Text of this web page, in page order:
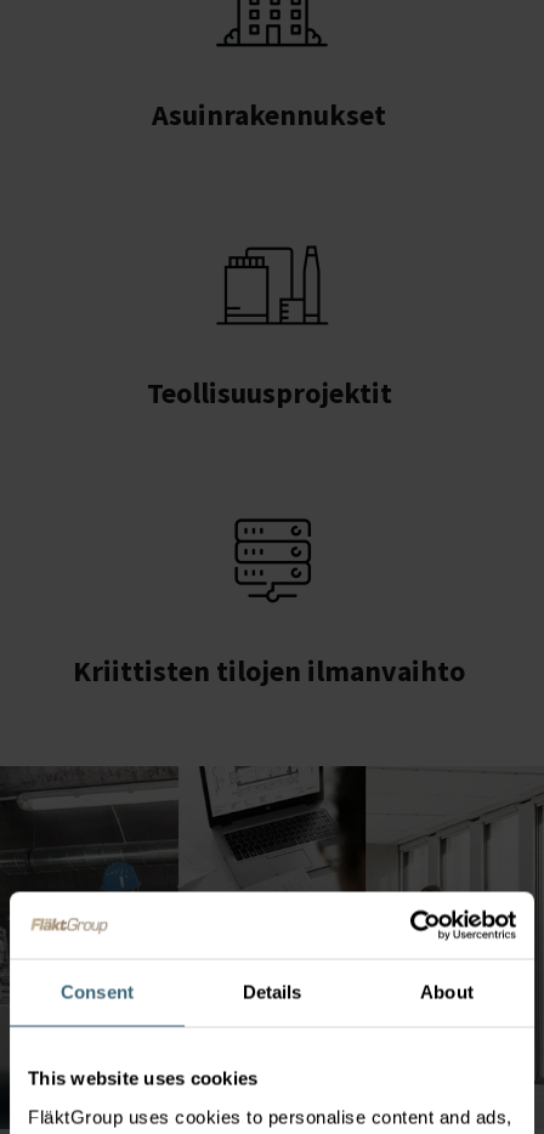
Consent Details About
This website uses cookies
FläktGroup uses cookies to personalise content and ads,
Asuinrakennukset
Teollisuusprojektit
Kriittisten tilojen ilmanvaihto